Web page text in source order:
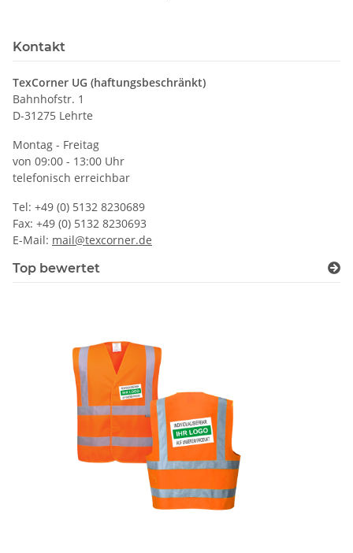
Kontakt
TexCorner UG (haftungsbeschränkt)
Bahnhofstr. 1
D-31275 Lehrte
Montag - Freitag
von 09:00 - 13:00 Uhr
telefonisch erreichbar
Tel: +49 (0) 5132 8230689
Fax: +49 (0) 5132 8230693
E-Mail: mail@texcorner.de
Top bewertet